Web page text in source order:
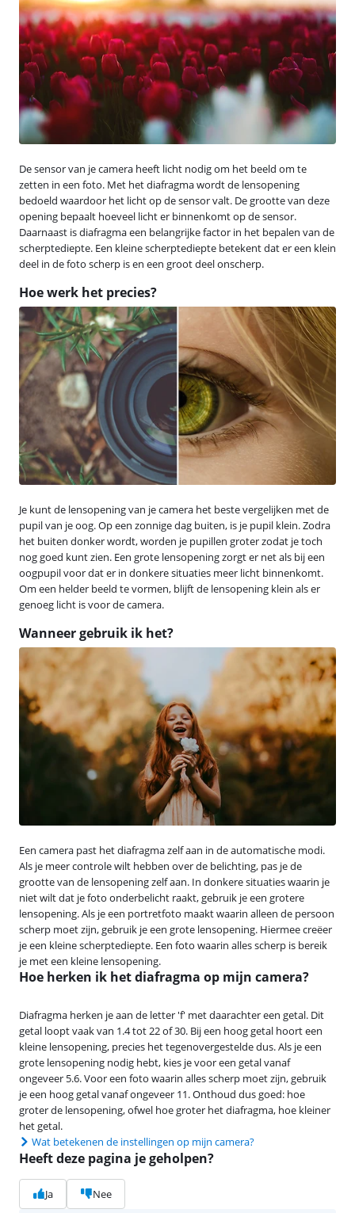
De sensor van je camera heeft licht nodig om het beeld om te
zetten in een foto. Met het diafragma wordt de lensopening
bedoeld waardoor het licht op de sensor valt. De grootte van deze
opening bepaalt hoeveel licht er binnenkomt op de sensor.
Daarnaast is diafragma een belangrijke factor in het bepalen van de
scherptediepte. Een kleine scherptediepte betekent dat er een klein
deel in de foto scherp is en een groot deel onscherp.
Hoe werk het precies?
Je kunt de lensopening van je camera het beste vergelijken met de
pupil van je oog. Op een zonnige dag buiten, is je pupil klein. Zodra
het buiten donker wordt, worden je pupillen groter zodat je toch
nog goed kunt zien. Een grote lensopening zorgt er net als bij een
oogpupil voor dat er in donkere situaties meer licht binnenkomt.
Om een helder beeld te vormen, blijft de lensopening klein als er
genoeg licht is voor de camera.
Wanneer gebruik ik het?
Een camera past het diafragma zelf aan in de automatische modi.
Als je meer controle wilt hebben over de belichting, pas je de
grootte van de lensopening zelf aan. In donkere situaties waarin je
niet wilt dat je foto onderbelicht raakt, gebruik je een grotere
lensopening. Als je een portretfoto maakt waarin alleen de persoon
scherp moet zijn, gebruik je een grote lensopening. Hiermee creëer
je een kleine scherptediepte. Een foto waarin alles scherp is bereik
je met een kleine lensopening.
Hoe herken ik het diafragma op mijn camera?
Diafragma herken je aan de letter 'f' met daarachter een getal. Dit
getal loopt vaak van 1.4 tot 22 of 30. Bij een hoog getal hoort een
kleine lensopening, precies het tegenovergestelde dus. Als je een
grote lensopening nodig hebt, kies je voor een getal vanaf
ongeveer 5.6. Voor een foto waarin alles scherp moet zijn, gebruik
je een hoog getal vanaf ongeveer 11. Onthoud dus goed: hoe
groter de lensopening, ofwel hoe groter het diafragma, hoe kleiner
het getal.
Wat betekenen de instellingen op mijn camera?
Heeft deze pagina je geholpen?
Ja Nee